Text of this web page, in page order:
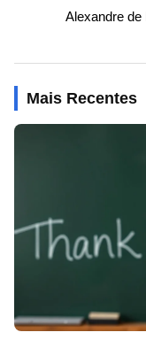
Alexandre de
Mais Recentes